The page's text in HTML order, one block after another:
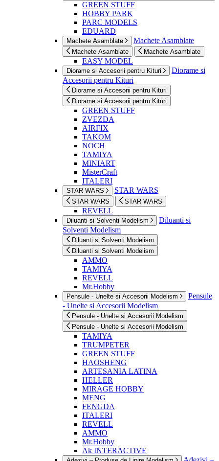
GREEN STUFF
HOBBY PARK
PARC MODELS
EDUARD
Machete Asamblate Machete Asamblate
Machete Asamblate Machete Asamblate
EASY MODEL
Diorame si Accesorii pentru Kituri
Diorame si
Accesorii pentru Kituri
Diorame si Accesorii pentru Kituri
Diorame si Accesorii pentru Kituri
GREEN STUFF
ZVEZDA
AIRFIX
TAKOM
NOCH
TAMIYA
MINIART
MisterCraft
ITALERI
STAR WARS STAR WARS
STAR WARS STAR WARS
REVELL
Diluanti si Solventi Modelism
Diluanti si
Solventi Modelism
Diluanti si Solventi Modelism
Diluanti si Solventi Modelism
AMMO
TAMIYA
REVELL
Mr.Hobby
Pensule - Unelte si Accesorii Modelism
Pensule
- Unelte si Accesorii Modelism
Pensule - Unelte si Accesorii Modelism
Pensule - Unelte si Accesorii Modelism
TAMIYA
TRUMPETER
GREEN STUFF
HAOSHENG
ARTESANIA LATINA
HELLER
MIRAGE HOBBY
MENG
FENGDA
ITALERI
REVELL
AMMO
Mr.Hobby
Ak INTERACTIVE